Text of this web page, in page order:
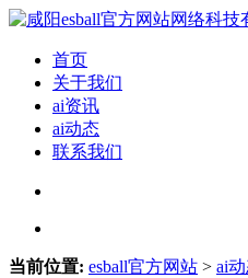
首页
关于我们
ai资讯
ai动态
联系我们
当前位置: esball官方网站 > ai